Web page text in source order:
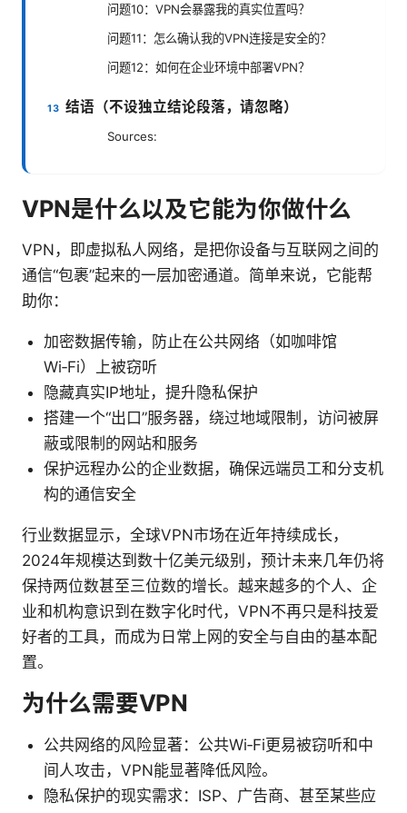
问题10：VPN会暴露我的真实位置吗？
问题11：怎么确认我的VPN连接是安全的？
问题12：如何在企业环境中部署VPN？
结语（不设独立结论段落，请忽略）
Sources:
VPN是什么以及它能为你做什么
VPN，即虚拟私人网络，是把你设备与互联网之间的
通信“包裹”起来的一层加密通道。简单来说，它能帮
助你：
加密数据传输，防止在公共网络（如咖啡馆
Wi‑Fi）上被窃听
隐藏真实IP地址，提升隐私保护
搭建一个“出口”服务器，绕过地域限制，访问被屏
蔽或限制的网站和服务
保护远程办公的企业数据，确保远端员工和分支机
构的通信安全
行业数据显示，全球VPN市场在近年持续成长，
2024年规模达到数十亿美元级别，预计未来几年仍将
保持两位数甚至三位数的增长。越来越多的个人、企
业和机构意识到在数字化时代，VPN不再只是科技爱
好者的工具，而成为日常上网的安全与自由的基本配
置。
为什么需要VPN
公共网络的风险显著：公共Wi‑Fi更易被窃听和中
间人攻击，VPN能显著降低风险。
隐私保护的现实需求：ISP、广告商、甚至某些应